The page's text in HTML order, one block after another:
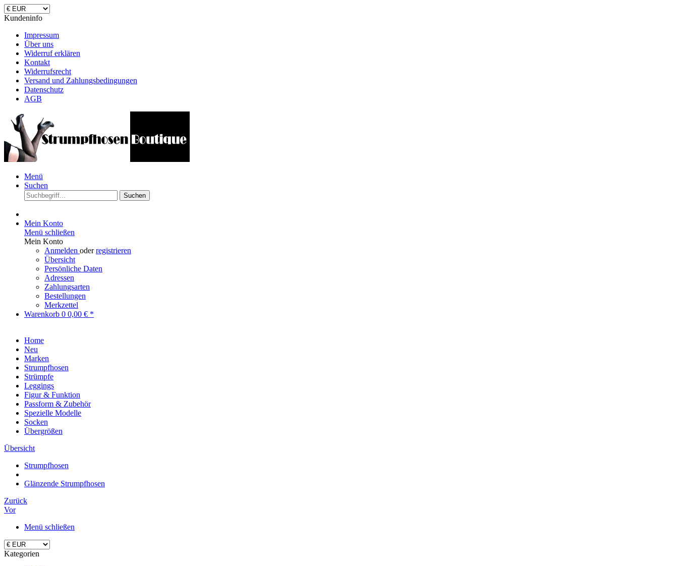
Kundeninfo
Impressum
Über uns
Widerruf erklären
Kontakt
Widerrufsrecht
Versand und Zahlungsbedingungen
Datenschutz
AGB
Menü
Suchen
Suchen
Mein Konto
Menü schließen
Mein Konto
Anmelden oderregistrieren
Übersicht
Persönliche Daten
Adressen
Zahlungsarten
Bestellungen
Merkzettel
Warenkorb 0 0,00 € *
Home
Neu
Marken
Strumpfhosen
Strümpfe
Leggings
Figur & Funktion
Passform & Zubehör
Spezielle Modelle
Socken
Übergrößen
Übersicht
Strumpfhosen
Glänzende Strumpfhosen
Zurück
Vor
Menü schließen
Kategorien